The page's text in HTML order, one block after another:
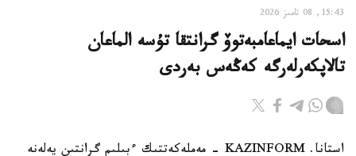
15:43, 08 تامىز 2026
اسحات ايماعامبەتوۆ گرانتقا تۇسە الماعان
تالاپكەرلەرگە كەڭەس بەردى
استانا. KAZINFORM - مەملەكەتتىك ءبىلىم گرانتىن يەلەنە